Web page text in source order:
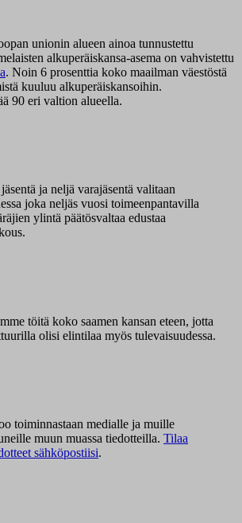
unionin alueen ainoa tunnustettu
alkuperäiskansa-asema on vahvistettu
. Noin 6 prosenttia koko maailman väestöstä
kuuluu alkuperäiskansoihin.
90 eri valtion alueella.
ja neljä varajäsentä valitaan
joka neljäs vuosi toimeenpantavilla
ylintä päätösvaltaa edustaa
töitä koko saamen kansan eteen, jotta
olisi elintilaa myös tulevaisuudessa.
toiminnastaan medialle ja muille
muun muassa tiedotteilla. Tilaa
sähköpostiisi.